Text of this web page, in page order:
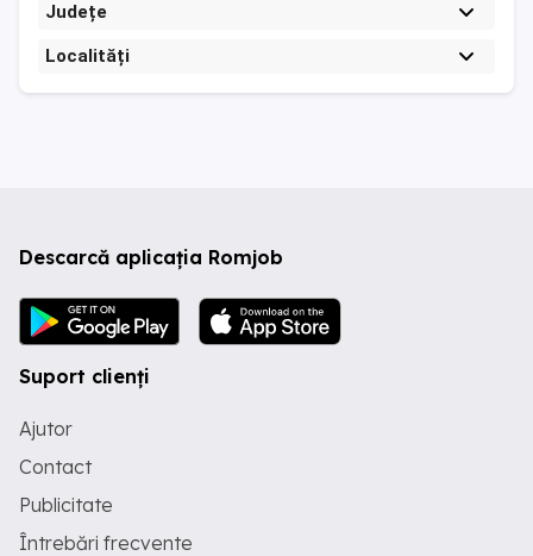
Județe
Localități
Descarcă aplicația Romjob
Suport clienți
Ajutor
Contact
Publicitate
Întrebări frecvente